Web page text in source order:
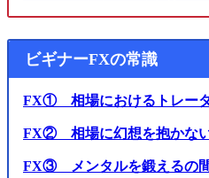
ビギナーFXの常識
FX① 相場におけるトレー
FX② 相場に幻想を抱かな
FX③ メンタルを鍛えるの